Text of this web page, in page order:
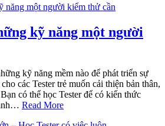
kỹ năng một người
kỹ năng mềm nào để phát triển sự
các Tester trẻ muốn cải thiện bản thân,
có thể học Tester để có kiến thức
Read More